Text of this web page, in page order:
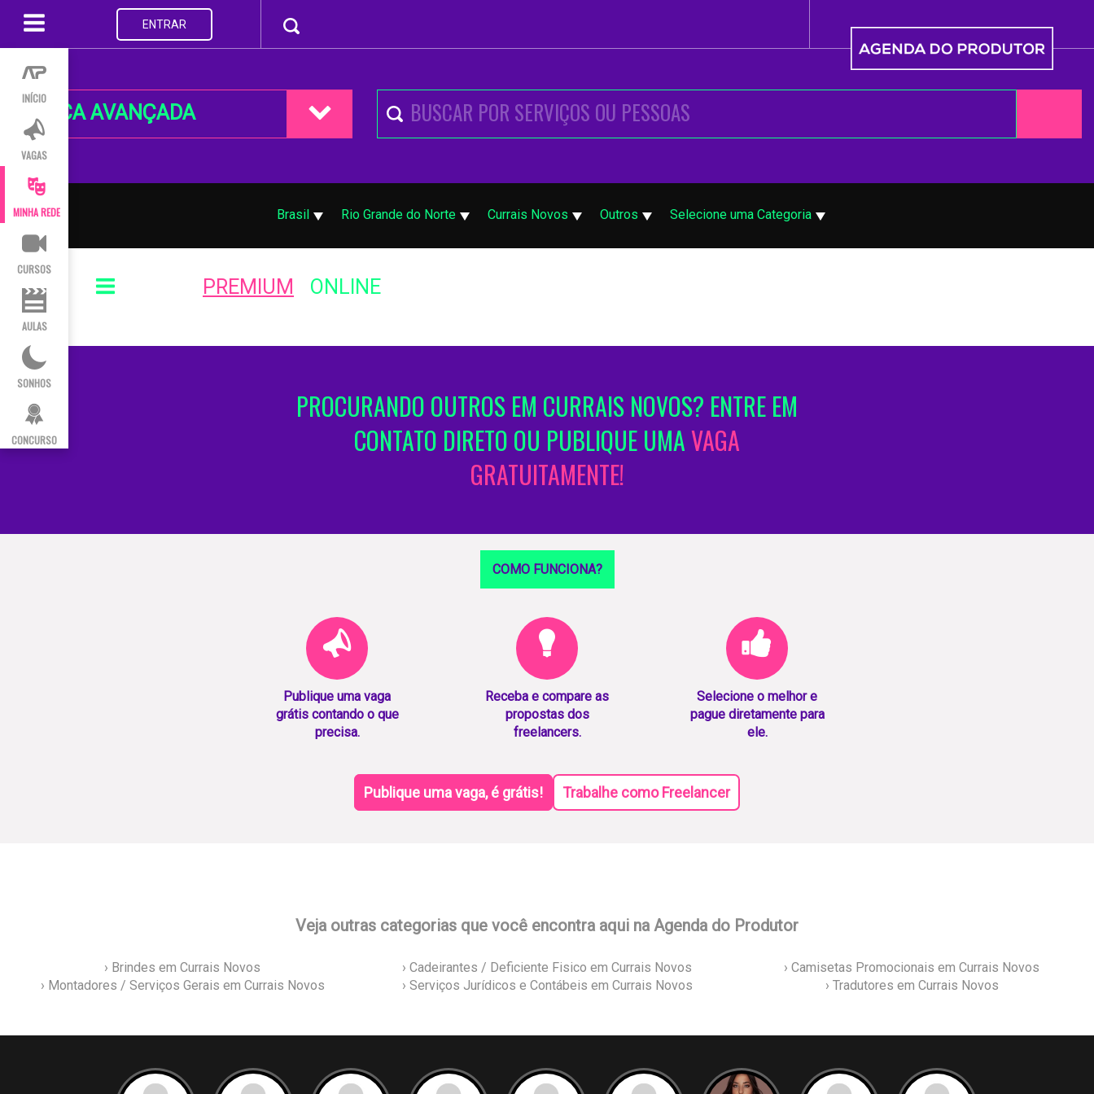
INÍCIO
VAGAS
MINHA REDE
CURSOS
AULAS
SONHOS
CONCURSO
ENTRAR
BUSCA AVANÇADA
Brasil Rio Grande do Norte Currais Novos Outros Selecione uma Categoria
PREMIUM ONLINE
PROCURANDO OUTROS EM CURRAIS NOVOS? ENTRE EM
CONTATO DIRETO OU PUBLIQUE UMAVAGA
GRATUITAMENTE!
COMO FUNCIONA?
Publique uma vaga
grátis contando o que
precisa.
Receba e compare as
propostas dos
freelancers.
Selecione o melhor e
pague diretamente para
ele.
Publique uma vaga, é grátis! Trabalhe como Freelancer
Veja outras categorias que você encontra aqui na Agenda do Produtor
› Brindes em Currais Novos › Cadeirantes / Deficiente Fisico em Currais Novos
› Camisetas Promocionais em Currais Novos
› Montadores / Serviços Gerais em Currais Novos
› Serviços Jurídicos e Contábeis em Currais Novos › Tradutores em Currais Novos